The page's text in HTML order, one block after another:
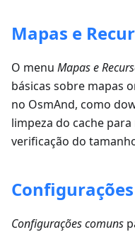
Mapas e
O menu Mapas e
básicas sobre mapas
no OsmAnd, como
limpeza do cache
verificação do
Configurações comuns